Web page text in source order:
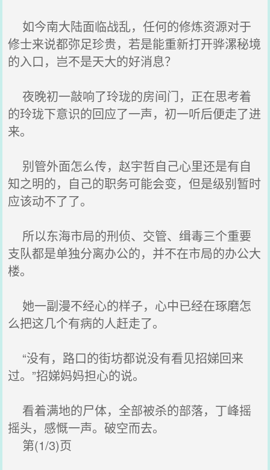
如今南大陆面临战乱，任何的修炼资源对于
修士来说都弥足珍贵，若是能重新打开骅漯秘境
的入口，岂不是天大的好消息？
夜晚初一敲响了玲珑的房间门，正在思考着
的玲珑下意识的回应了一声，初一听后便走了进
来。
别管外面怎么传，赵宇哲自己心里还是有自
知之明的，自己的职务可能会变，但是级别暂时
应该动不了了。
所以东海市局的刑侦、交管、缉毒三个重要
支队都是单独分离办公的，并不在市局的办公大
楼。
她一副漫不经心的样子，心中已经在琢磨怎
么把这几个有病的人赶走了。
“没有，路口的街坊都说没有看见招娣回来
过。”招娣妈妈担心的说。
看着满地的尸体，全部被杀的部落，丁峰摇
摇头，感慨一声。破空而去。
第(1/3)页